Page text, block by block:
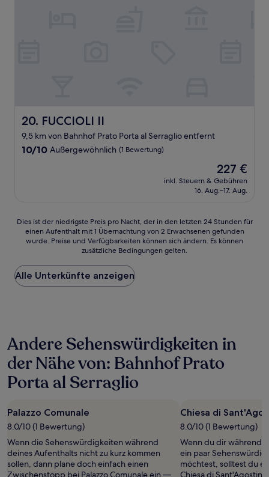
20. FUCCIOLI II
FUCCIOLI II
9,5 km von Bahnhof Prato Porta al Serraglio entfernt
10.0
10/10 Außergewöhnlich (1 Bewertung)
Der
Preis
beträgt
227 €
inkl. Steuern & Gebühren
16. Aug.–17. Aug.
Dies
der
Preis
pro
Nacht,
24 Stunden
für
einen
mit
2 Erwachsenen
gefunden
wurde.
Preise
und
Verfügbarkeiten
Dies ist der niedrigste Preis pro Nacht, der in den letzten 24 Stunden für
einen Aufenthalt mit 1 Übernachtung von 2 Erwachsenen gefunden
wurde. Preise und Verfügbarkeiten können sich ändern. Es können
zusätzliche Bedingungen gelten.
Alle Unterkünfte anzeigen
Andere Sehenswürdigkeiten in
der Nähe von: Bahnhof Prato
Porta al Serraglio
Palazzo Comunale
8.0/10 (1 Bewertung)
Wenn die Sehenswürdigkeiten während
deines Aufenthalts nicht zu kurz kommen
sollen, dann plane doch einfach einen
Zwischenstopp bei Palazzo Comunale ein —
Chiesa di
8.0/10 (1 Bewertung)
Wenn du dir während
ein paar
möchtest, solltest du
Chiesa di